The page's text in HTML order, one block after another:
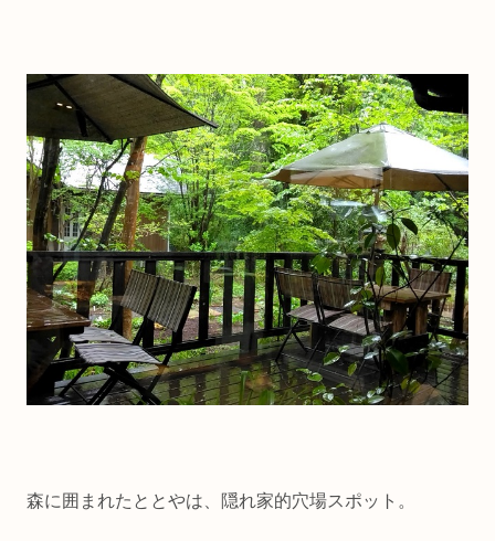
森に囲まれたととやは、隠れ家的穴場スポット。